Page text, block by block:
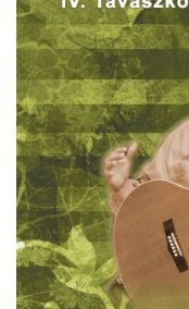
PÁLYÁZATOK
HIRDETMÉNYEK
ÓVODA ÉS MINI